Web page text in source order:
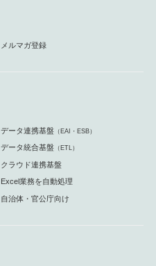
メルマガ登録
データ連携基盤 （EAI・ESB）
データ統合基盤 （ETL）
クラウド連携基盤
Excel業務を自動処理
自治体・官公庁向け